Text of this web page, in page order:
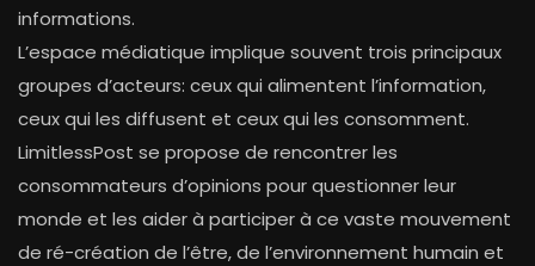
informations.
L’espace médiatique implique souvent trois principaux
groupes d’acteurs: ceux qui alimentent l’information,
ceux qui les diffusent et ceux qui les consomment.
LimitlessPost se propose de rencontrer les
consommateurs d’opinions pour questionner leur
monde et les aider à participer à ce vaste mouvement
de ré-création de l’être, de l’environnement humain et